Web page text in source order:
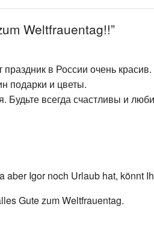
Weltfrauentag!!”
в России очень красив.
подарки и цветы.
всегда счастливы и
Igor noch Urlaub hat, könnt
Gute zum Weltfrauentag.